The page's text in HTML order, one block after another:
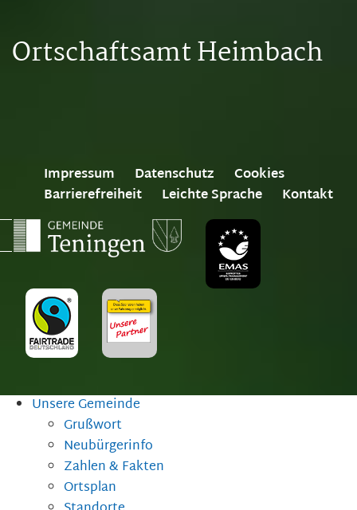
Ortschaftsamt Heimbach
Impressum Datenschutz
Cookies
Barrierefreiheit
Leichte Sprache Kontakt
Unsere Gemeinde
Grußwort
Neubürgerinfo
Zahlen & Fakten
Ortsplan